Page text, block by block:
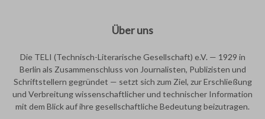
Über uns
Die TELI (Technisch-Literarische Gesellschaft) e.V. — 1929 in
Berlin als Zusammenschluss von Journalisten, Publizisten und
Schriftstellern gegründet — setzt sich zum Ziel, zur Erschließung
und Verbreitung wissenschaftlicher und technischer Information
mit dem Blick auf ihre gesellschaftliche Bedeutung beizutragen.